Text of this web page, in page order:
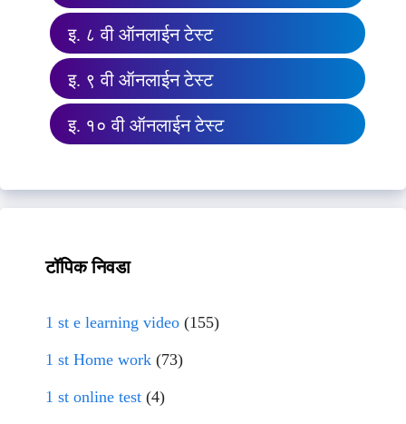
इ. ८ वी ऑनलाईन टेस्ट
इ. ९ वी ऑनलाईन टेस्ट
इ. १० वी ऑनलाईन टेस्ट
टॉपिक निवडा
1 st e learning video (155)
1 st Home work (73)
1 st online test (4)